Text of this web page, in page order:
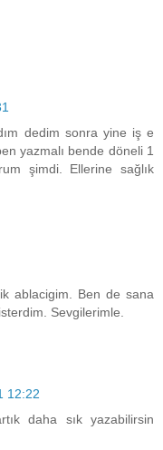
dedim sonra yine iş e
yazmalı bende döneli 1
şimdi. Ellerine sağlık
ablacigim. Ben de sana
Sevgilerimle.
12:22
daha sık yazabilirsin